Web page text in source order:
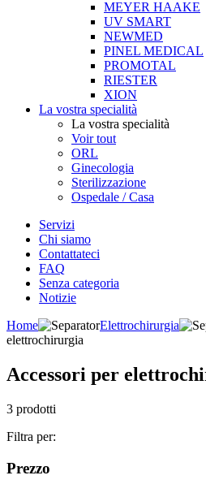
MEYER HAAKE
UV SMART
NEWMED
PINEL MEDICAL
PROMOTAL
RIESTER
XION
La vostra specialità
La vostra specialità
Voir tout
ORL
Ginecologia
Sterilizzazione
Ospedale / Casa
Servizi
Chi siamo
Contattateci
FAQ
Senza categoria
Notizie
Home
Elettrochirurgia
elettrochirurgia
Accessori per
3 prodotti
Filtra per:
Prezzo